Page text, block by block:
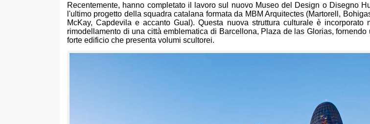
Recentemente, hanno completato il lavoro sul nuovo Museo del Design o Disegno
l'ultimo progetto della squadra catalana formata da MBM Arquitectes (Martorell,
McKay, Capdevila e accanto Gual). Questa nuova struttura culturale è incorporato
rimodellamento di una città emblematica di Barcellona, Plaza de las Glorias, fornendo
forte edificio che presenta volumi scultorei.